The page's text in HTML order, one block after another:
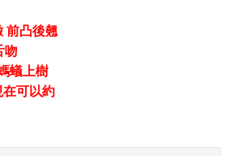
前凸後翹
吻
蟻上樹
可以約